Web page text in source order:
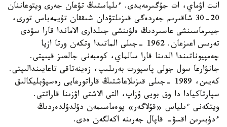
انت اۋماي، ات جۇگىرمەيدى. ءىلياستىڭ تۋعان جەرى ويتوعاننان
20-30 شاقىرىم جەردەگى قىزىلتۋدان شىققان تۇيمەباس تورى،
جيىرماسىنشى عاسىردىڭ ەلۋىنشى جىلدارى الاماندا قارا سۋدى
تەرىس اعىزعان. 1962 -جىلى الماتىدا وتكەن ورتا ازيا
چەمپيوناتىندا الدىنا قارا سالماي، كومبەنى جالعىز قيىپتى.
جانۋارعا سول جولى پاسپورت بەرىلىپ، زەينەتاقى تاعايىندالىپتى.
كەيىن، 1989 -جىلى قىزىلاعاشتىڭ قاراتورعايى رەسپۋبليكالىق
سپارتاكيادا دا وق بويى ۇزاپ، التى الاشتى اۋزىنا قاراتتى.
ويتكەنى ءىلياس «قۇلاگەر» پوەماسىمەن دۇلدۇلدەردىڭ
ءدۇبىرىن اقسۋ- قاپال جەرىنە اكەلگەن ەدى.